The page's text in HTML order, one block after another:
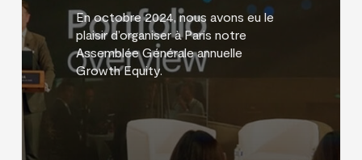
En octobre 2024, nous avons eu le
plaisir d’organiser à Paris notre
Assemblée Générale annuelle
Growth Equity.